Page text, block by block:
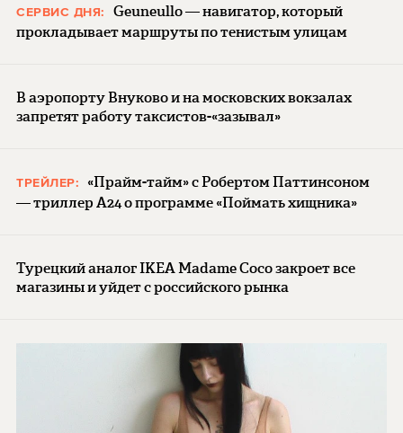
СЕРВИС ДНЯ:
Geuneullo — навигатор, который
прокладывает маршруты по тенистым улицам
В аэропорту Внуково и на московских вокзалах
запретят работу таксистов-«зазывал»
ТРЕЙЛЕР:
«Прайм-тайм» с Робертом Паттинсоном
— триллер A24 о программе «Поймать хищника»
Турецкий аналог IKEA Madame Coco закроет все
магазины и уйдет с российского рынка